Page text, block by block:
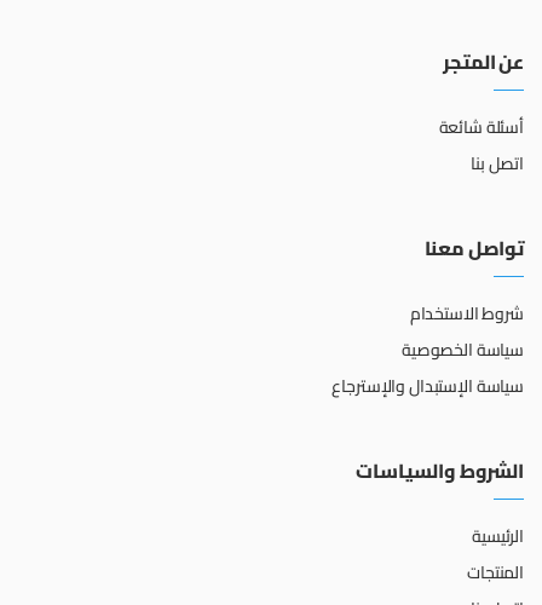
عن المتجر
أسئلة شائعة
اتصل بنا
تواصل معنا
شروط الاستخدام
سياسة الخصوصية
سياسة الإستبدال والإسترجاع
الشروط والسياسات
الرئيسية
المنتجات